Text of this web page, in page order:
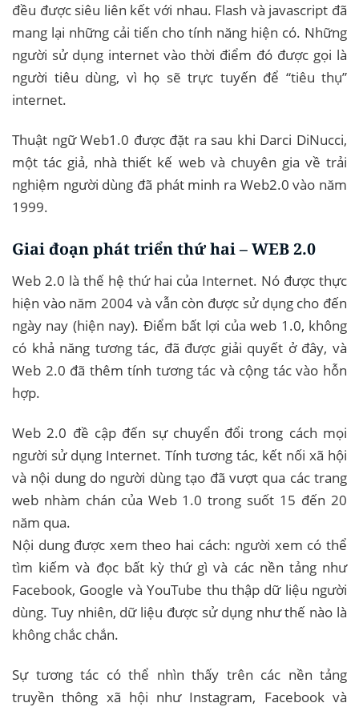
đều được siêu liên kết với nhau. Flash và javascript đã
mang lại những cải tiến cho tính năng hiện có. Những
người sử dụng internet vào thời điểm đó được gọi là
người tiêu dùng, vì họ sẽ trực tuyến để “tiêu thụ”
internet.
Thuật ngữ Web1.0 được đặt ra sau khi Darci DiNucci,
một tác giả, nhà thiết kế web và chuyên gia về trải
nghiệm người dùng đã phát minh ra Web2.0 vào năm
1999.
Giai đoạn phát triển thứ hai – WEB 2.0
Web 2.0 là thế hệ thứ hai của Internet. Nó được thực
hiện vào năm 2004 và vẫn còn được sử dụng cho đến
ngày nay (hiện nay). Điểm bất lợi của web 1.0, không
có khả năng tương tác, đã được giải quyết ở đây, và
Web 2.0 đã thêm tính tương tác và cộng tác vào hỗn
hợp.
Web 2.0 đề cập đến sự chuyển đổi trong cách mọi
người sử dụng Internet. Tính tương tác, kết nối xã hội
và nội dung do người dùng tạo đã vượt qua các trang
web nhàm chán của Web 1.0 trong suốt 15 đến 20
năm qua.
Nội dung được xem theo hai cách: người xem có thể
tìm kiếm và đọc bất kỳ thứ gì và các nền tảng như
Facebook, Google và YouTube thu thập dữ liệu người
dùng. Tuy nhiên, dữ liệu được sử dụng như thế nào là
không chắc chắn.
Sự tương tác có thể nhìn thấy trên các nền tảng
truyền thông xã hội như Instagram, Facebook và